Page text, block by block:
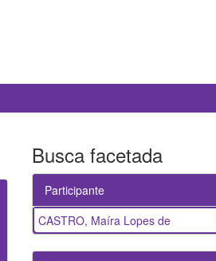
Busca facetada
Participante
CASTRO, Maíra Lopes de